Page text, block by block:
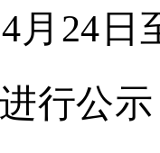
月24
行公